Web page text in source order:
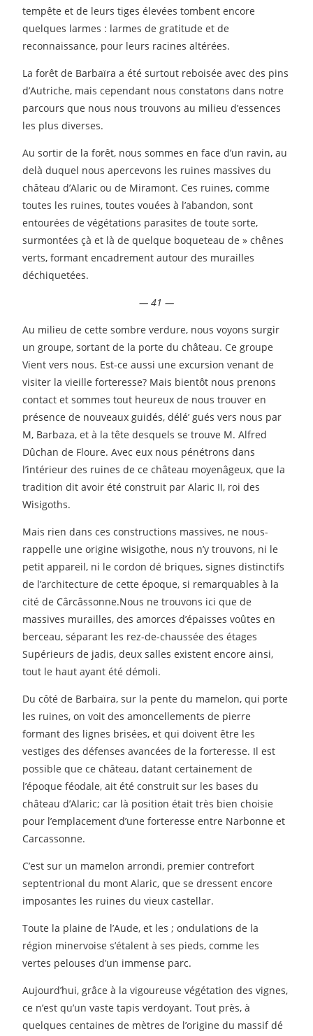
tempête et de leurs tiges élevées tombent encore
quelques larmes : larmes de gratitude et de
reconnaissance, pour leurs racines altérées.
La forêt de Barbaïra a été surtout reboisée avec des pins
d’Autriche, mais cependant nous constatons dans notre
parcours que nous nous trouvons au milieu d’essences
les plus diverses.
Au sortir de la forêt, nous sommes en face d’un ravin, au
delà duquel nous apercevons les ruines massives du
château d’Alaric ou de Miramont. Ces ruines, comme
toutes les ruines, toutes vouées à l’abandon, sont
entourées de végétations parasites de toute sorte,
surmontées çà et là de quelque boqueteau de » chênes
verts, formant encadrement autour des murailles
déchiquetées.
— 41 —
Au milieu de cette sombre verdure, nous voyons surgir
un groupe, sortant de la porte du château. Ce groupe
Vient vers nous. Est-ce aussi une excursion venant de
visiter la vieille forteresse? Mais bientôt nous prenons
contact et sommes tout heureux de nous trouver en
présence de nouveaux guidés, délé’ gués vers nous par
M, Barbaza, et à la tête desquels se trouve M. Alfred
Dûchan de Floure. Avec eux nous pénétrons dans
l’intérieur des ruines de ce château moyenâgeux, que la
tradition dit avoir été construit par Alaric II, roi des
Wisigoths.
Mais rien dans ces constructions massives, ne nous-
rappelle une origine wisigothe, nous n’y trouvons, ni le
petit appareil, ni le cordon dé briques, signes distinctifs
de l’architecture de cette époque, si remarquables à la
cité de Cârcâssonne.Nous ne trouvons ici que de
massives murailles, des amorces d’épaisses voûtes en
berceau, séparant les rez-de-chaussée des étages
Supérieurs de jadis, deux salles existent encore ainsi,
tout le haut ayant été démoli.
Du côté de Barbaïra, sur la pente du mamelon, qui porte
les ruines, on voit des amoncellements de pierre
formant des lignes brisées, et qui doivent être les
vestiges des défenses avancées de la forteresse. Il est
possible que ce château, datant certainement de
l’époque féodale, ait été construit sur les bases du
château d’Alaric; car là position était très bien choisie
pour l’emplacement d’une forteresse entre Narbonne et
Carcassonne.
C’est sur un mamelon arrondi, premier contrefort
septentrional du mont Alaric, que se dressent encore
imposantes les ruines du vieux castellar.
Toute la plaine de l’Aude, et les ; ondulations de la
région minervoise s’étalent à ses pieds, comme les
vertes pelouses d’un immense parc.
Aujourd’hui, grâce à la vigoureuse végétation des vignes,
ce n’est qu’un vaste tapis verdoyant. Tout près, à
quelques centaines de mètres de l’origine du massif dé